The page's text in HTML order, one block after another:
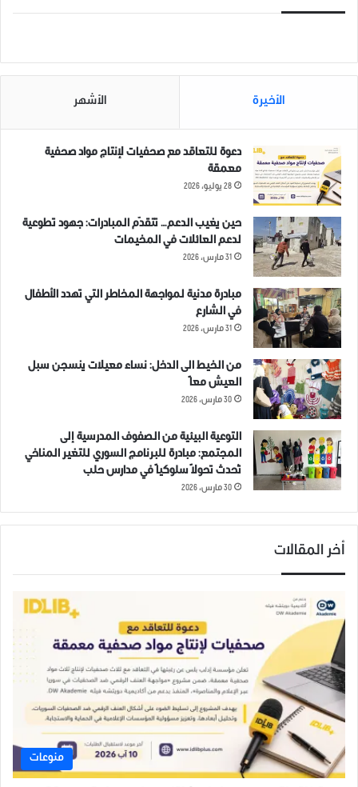
الأخيرة الأشهر
دعوة للتعاقد مع صحفيات لإنتاج مواد صحفية
معمقة
28 يوليو، 2026
حين يغيب الدعم… تتقدّم المبادرات: جهود تطوعية
لدعم العائلات في المخيمات
31 مارس، 2026
مبادرة مدنية لمواجهة المخاطر التي تهدد الأطفال
في الشارع
31 مارس، 2026
من الخيط الى الدخل: نساء معيلات ينسجن سبل
العيش معاً
30 مارس، 2026
التوعية البيئية من الصفوف المدرسية إلى
المجتمع: مبادرة للبرنامج السوري للتغير المناخي
تُحدث تحولاً سلوكياً في مدارس حلب
30 مارس، 2026
أخر المقالات
منوعات